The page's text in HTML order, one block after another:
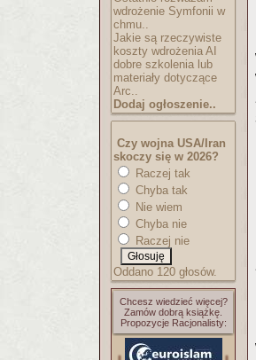
wdrożenie Symfonii w
chmu..
Jakie są rzeczywiste
koszty wdrożenia AI
dobre szkolenia lub
materiały dotyczące
Arc..
Dodaj ogłoszenie..
Czy wojna USA/Iran
skoczy się w 2026?
Raczej tak
Chyba tak
Nie wiem
Chyba nie
Raczej nie
Oddano 120 głosów.
Chcesz wiedzieć więcej?
Zamów dobrą książkę.
Propozycje Racjonalisty: